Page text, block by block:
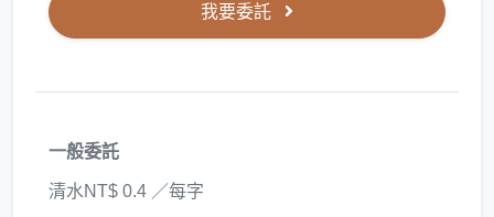
我要委託
一般委託
清水NT$ 0.4 ／每字